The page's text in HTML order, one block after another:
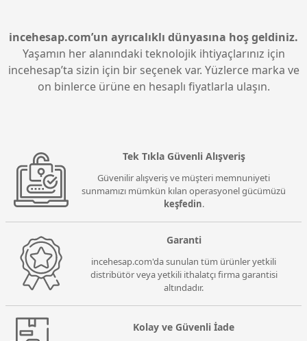
incehesap.com’un ayrıcalıklı dünyasına hoş geldiniz.
Yaşamın her alanındaki teknolojik ihtiyaçlarınız için
incehesap’ta sizin için bir seçenek var. Yüzlerce marka ve
on binlerce ürüne en hesaplı fiyatlarla ulaşın.
Tek Tıkla Güvenli Alışveriş
Güvenilir alışveriş ve müşteri memnuniyeti
sunmamızı mümkün kılan operasyonel gücümüzü
keşfedin.
Garanti
incehesap.com'da sunulan tüm ürünler yetkili
distribütör veya yetkili ithalatçı firma garantisi
altındadır.
Kolay ve Güvenli İade